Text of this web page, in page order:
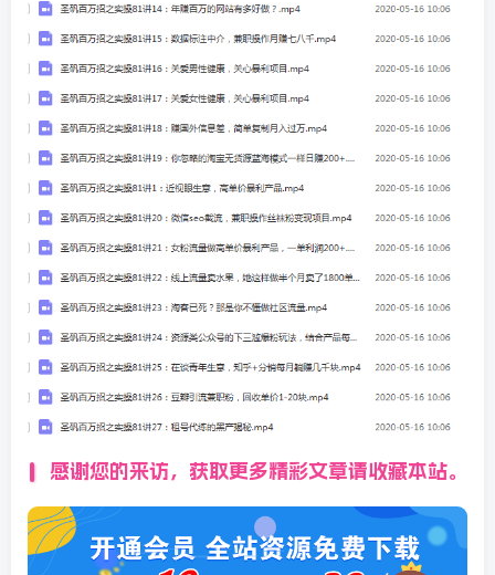
感谢您的来访，获取更多精彩文章请收藏本站。